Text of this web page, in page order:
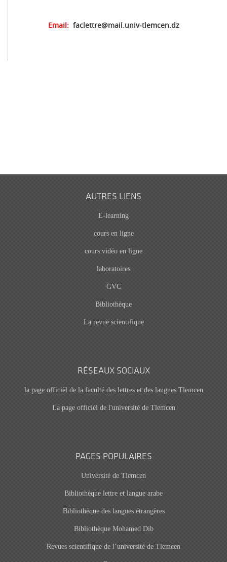
Email: faclettre@mail.univ-tlemcen.dz
AUTRES LIENS
E-learning
cours en ligne
cours vidéo en ligne
laboratoires
GVC
Bibliothèque
La revue scientifique
RÉSEAUX SOCIAUX
la page officièl de la faculté des lettres et des langues Tlemcen
La page officièl de l'université de Tlemcen
PAGES POPULAIRES
Université de Tlemcen
Bibliothèque lettre et langue arabe
Bibliothèque des langues étrangères
Bibliothèque Mohamed Dib
Revues scientifique de l’université de Tlemcen